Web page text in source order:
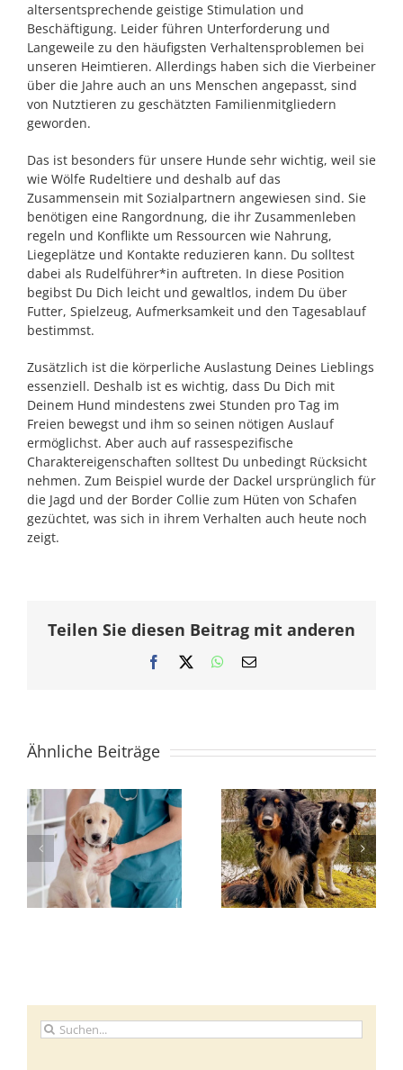
altersentsprechende geistige Stimulation und
Beschäftigung. Leider führen Unterforderung und
Langeweile zu den häufigsten Verhaltensproblemen bei
unseren Heimtieren. Allerdings haben sich die Vierbeiner
über die Jahre auch an uns Menschen angepasst, sind
von Nutztieren zu geschätzten Familienmitgliedern
geworden.
Das ist besonders für unsere Hunde sehr wichtig, weil sie
wie Wölfe Rudeltiere und deshalb auf das
Zusammensein mit Sozialpartnern angewiesen sind. Sie
benötigen eine Rangordnung, die ihr Zusammenleben
regeln und Konflikte um Ressourcen wie Nahrung,
Liegeplätze und Kontakte reduzieren kann. Du solltest
dabei als Rudelführer*in auftreten. In diese Position
begibst Du Dich leicht und gewaltlos, indem Du über
Futter, Spielzeug, Aufmerksamkeit und den Tagesablauf
bestimmst.
Zusätzlich ist die körperliche Auslastung Deines Lieblings
essenziell. Deshalb ist es wichtig, dass Du Dich mit
Deinem Hund mindestens zwei Stunden pro Tag im
Freien bewegst und ihm so seinen nötigen Auslauf
ermöglichst. Aber auch auf rassespezifische
Charaktereigenschaften solltest Du unbedingt Rücksicht
nehmen. Zum Beispiel wurde der Dackel ursprünglich für
die Jagd und der Border Collie zum Hüten von Schafen
gezüchtet, was sich in ihrem Verhalten auch heute noch
zeigt.
Teilen Sie diesen Beitrag mit anderen
Facebook WhatsApp
E-
Ähnliche Beiträge
Suche